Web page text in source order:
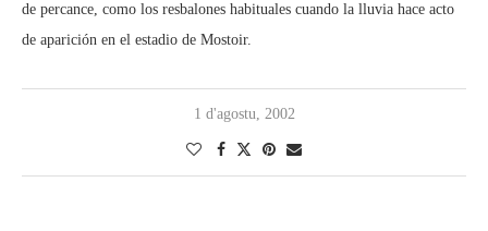
de percance, como los resbalones habituales cuando la lluvia hace acto
de aparición en el estadio de Mostoir.
1 d'agostu, 2002